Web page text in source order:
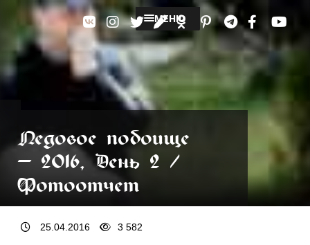
МЕНЮ
Ледовое побоище
— 2016, День 2 /
Фотоотчет
25.04.2016 3 582